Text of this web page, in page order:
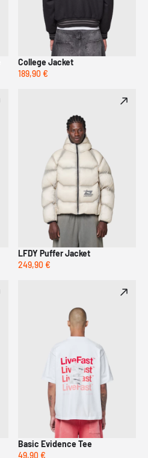
College Jacket
189,90 €
LFDY Puffer Jacket
249,90 €
Basic Evidence Tee
49,90 €